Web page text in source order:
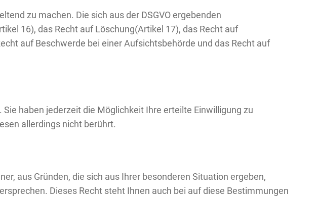
zu machen. Die sich aus der DSGVO ergebenden
16), das Recht auf Löschung(Artikel 17), das Recht auf
auf Beschwerde bei einer Aufsichtsbehörde und das Recht auf
haben jederzeit die Möglichkeit Ihre erteilte Einwilligung zu
allerdings nicht berührt.
aus Gründen, die sich aus Ihrer besonderen Situation ergeben,
Dieses Recht steht Ihnen auch bei auf diese Bestimmungen